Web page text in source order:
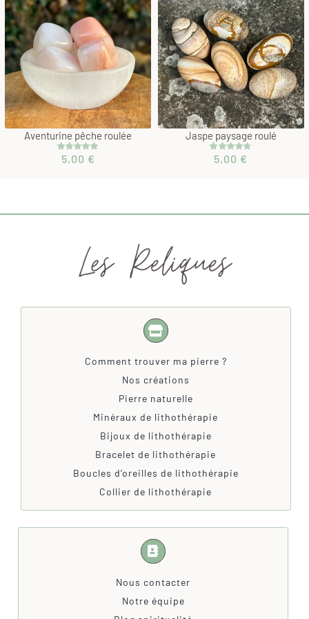
Aventurine pêche roulée
Noté5.00
sur 5 basé
5,00 €
Jaspe paysage roulé
Noté 4.67
sur 5 basé
35,00 €
Comment trouver ma pierre ?
Nos créations
Pierre naturelle
Minéraux de lithothérapie
Bijoux de lithothérapie
Bracelet de lithothérapie
Boucles d’oreilles de lithothérapie
Collier de lithothérapie
Nous contacter
Notre équipe